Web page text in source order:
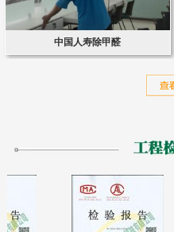
中国人寿除甲醛